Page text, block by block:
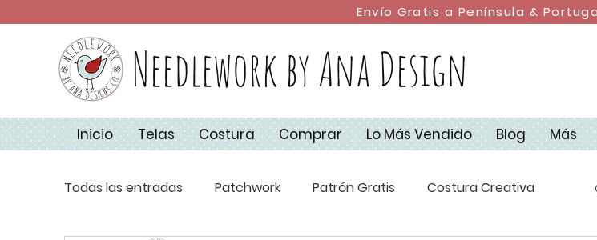
Envío Gratis a Península &
Needlework by Ana Design
Inicio Telas Costura Comprar Lo Más Vendido Blog Más
Todas las entradas Patchwork Patrón Gratis Costura Creativa